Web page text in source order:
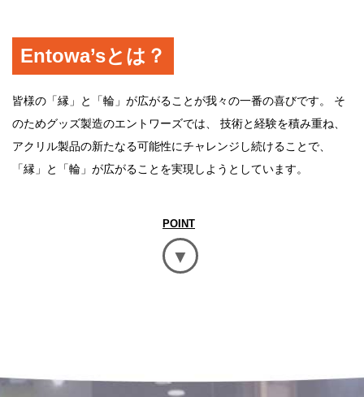
Entowa’sとは？
皆様の「縁」と「輪」が広がることが我々の一番の喜びです。
そ
のためグッズ製造のエントワーズでは、 技術と経験を積み重ね、
アクリル製品の新たなる可能性にチャレンジし続けることで、
「縁」と「輪」が広がることを実現しようとしています。
POINT